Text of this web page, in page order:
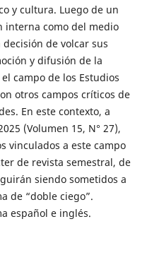
y cultura. Luego de un
interna como del medio
de volcar sus
y difusión de la
campo de los Estudios
otros campos críticos de
En este contexto, a
(Volumen 15, N° 27),
vinculados a este campo
de revista semestral, de
siendo sometidos a
de “doble ciego”.
español e inglés.